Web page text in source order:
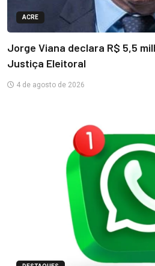
ACRE
Jorge Viana declara R$ 5,5
Justiça Eleitoral
4 de agosto de 2026